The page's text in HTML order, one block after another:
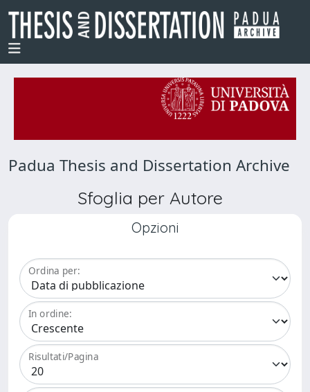
Padua Thesis and Dissertation Archive
Sfoglia per Autore
Opzioni
Ordina per:
In ordine:
Risultati/Pagina